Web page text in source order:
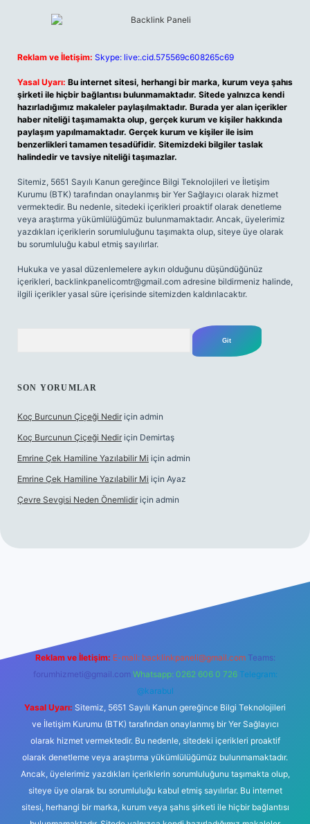
Reklam ve İletişim: Skype: live:.cid.575569c608265c69
Yasal Uyarı: Bu internet sitesi, herhangi bir marka, kurum veya şahıs
şirketi ile hiçbir bağlantısı bulunmamaktadır. Sitede yalnızca kendi
hazırladığımız makaleler paylaşılmaktadır. Burada yer alan içerikler
haber niteliği taşımamakta olup, gerçek kurum ve kişiler hakkında
paylaşım yapılmamaktadır. Gerçek kurum ve kişiler ile isim
benzerlikleri tamamen tesadüfidir. Sitemizdeki bilgiler taslak
halindedir ve tavsiye niteliği taşımazlar.
Sitemiz, 5651 Sayılı Kanun gereğince Bilgi Teknolojileri ve İletişim
Kurumu (BTK) tarafından onaylanmış bir Yer Sağlayıcı olarak hizmet
vermektedir. Bu nedenle, sitedeki içerikleri proaktif olarak denetleme
veya araştırma yükümlülüğümüz bulunmamaktadır. Ancak, üyelerimiz
yazdıkları içeriklerin sorumluluğunu taşımakta olup, siteye üye olarak
bu sorumluluğu kabul etmiş sayılırlar.
Hukuka ve yasal düzenlemelere aykırı olduğunu düşündüğünüz
içerikleri, backlinkpanelicomtr@gmail.com adresine bildirmeniz halinde,
ilgili içerikler yasal süre içerisinde sitemizden kaldırılacaktır.
SON YORUMLAR
Koç Burcunun Çiçeği Nedir için admin
Koç Burcunun Çiçeği Nedir için Demirtaş
Emrine Çek Hamiline Yazılabilir Mi için admin
Emrine Çek Hamiline Yazılabilir Mi için Ayaz
Çevre Sevgisi Neden Önemlidir için admin
Reklam ve İletişim: E-mail: backlinkpaneli@gmail.com Teams:
forumhizmeti@gmail.com Whatsapp: 0262 606 0 726 Telegram:
@karabul
Yasal Uyarı: Sitemiz, 5651 Sayılı Kanun gereğince Bilgi Teknolojileri
ve İletişim Kurumu (BTK) tarafından onaylanmış bir Yer Sağlayıcı
olarak hizmet vermektedir. Bu nedenle, sitedeki içerikleri proaktif
olarak denetleme veya araştırma yükümlülüğümüz bulunmamaktadır.
Ancak, üyelerimiz yazdıkları içeriklerin sorumluluğunu taşımakta olup,
siteye üye olarak bu sorumluluğu kabul etmiş sayılırlar. Bu internet
sitesi, herhangi bir marka, kurum veya şahıs şirketi ile hiçbir bağlantısı